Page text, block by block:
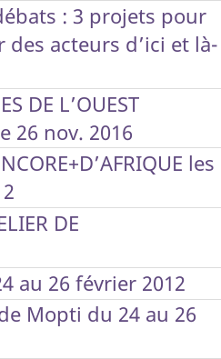
: 3 projets pour
acteurs d’ici et là-
DE L’OUEST
26 nov. 2016
les
DE
au 26 février 2012
Mopti du 24 au 26